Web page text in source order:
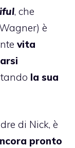
, che
è
vita
la sua
di Nick, è
pronto